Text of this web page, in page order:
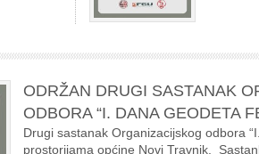
ODRŽAN DRUGI SASTANAK
ODBORA “I. DANA GEODETA
Drugi sastanak Organizacijskog odbora
prostorijama općine Novi Travnik.